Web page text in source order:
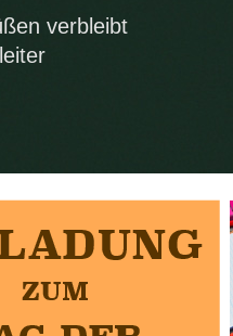
verbleibt